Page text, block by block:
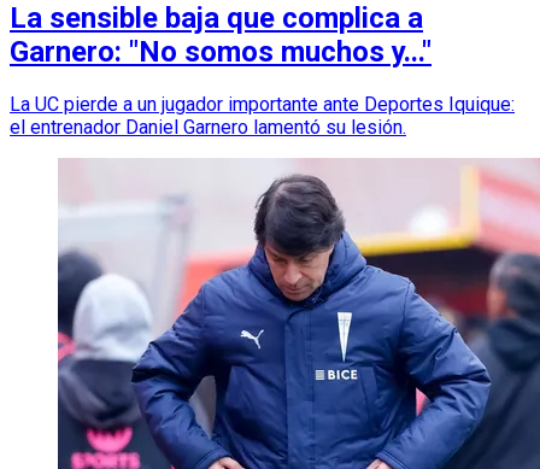
La sensible baja que complica a
Garnero: "No somos muchos y..."
La UC pierde a un jugador importante ante Deportes Iquique:
el entrenador Daniel Garnero lamentó su lesión.